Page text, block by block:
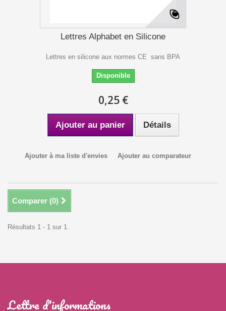
Lettres Alphabet en Silicone
Lettres en silicone aux normes CE sans BPA
Disponible
0,25 €
Ajouter au panier Détails
Ajouter à ma liste d'envies Ajouter au comparateur
Comparer (0)
Résultats 1 - 1 sur 1.
Lettre d'informations